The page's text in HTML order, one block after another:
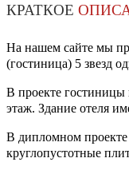
КРАТКОЕ
На нашем сайте мы
(гостиница) 5 звезд
В проекте гостиницы
этаж. Здание отеля
В дипломном
круглопустотные